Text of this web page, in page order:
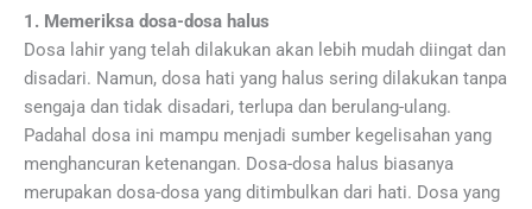
1. Memeriksa dosa-dosa halus
Dosa lahir yang telah dilakukan akan lebih mudah diingat dan
disadari. Namun, dosa hati yang halus sering dilakukan tanpa
sengaja dan tidak disadari, terlupa dan berulang-ulang.
Padahal dosa ini mampu menjadi sumber kegelisahan yang
menghancuran ketenangan. Dosa-dosa halus biasanya
merupakan dosa-dosa yang ditimbulkan dari hati. Dosa yang